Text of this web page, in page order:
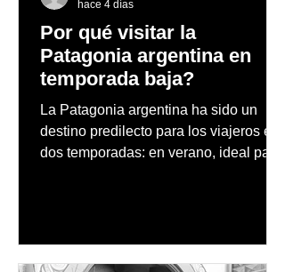
Por qué visitar la
Patagonia argentina en
temporada baja?
La Patagonia argentina ha sido un
destino predilecto para los viajeros en
dos temporadas: en verano, ideal para
observación de pingüinos y los días
hace 4 días